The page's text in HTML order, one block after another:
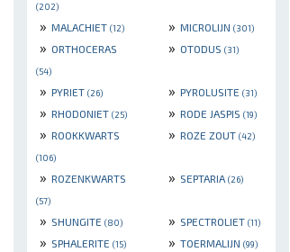
(202)
» MALACHIET (12) » MICROLIJN (301)
» ORTHOCERAS
(54)
» OTODUS (31)
» PYRIET (26) » PYROLUSITE (31)
» RHODONIET (25) » RODE JASPIS (19)
» ROOKKWARTS
(106)
» ROZE ZOUT (42)
» ROZENKWARTS
(57)
» SEPTARIA (26)
» SHUNGITE (80) » SPECTROLIET (11)
» SPHALERITE (15) » TOERMALIJN (99)